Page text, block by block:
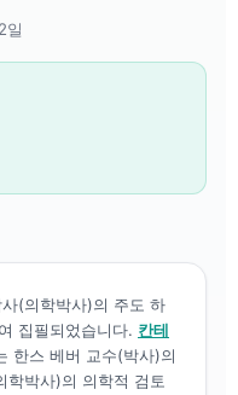
일
(의학박사)의 주도 하
집필되었습니다. 칸테
한스 베버 교수(박사)의
학박사)의 의학적 검토